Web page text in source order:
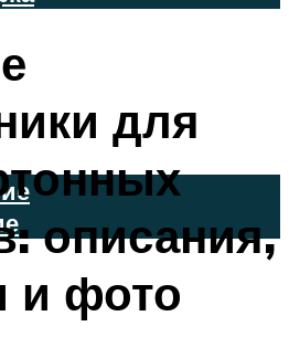
И УТЕПЛЕНИЕ
для
описания,
и фото